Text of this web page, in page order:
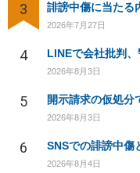
3
2026年7月27日
4 LINEで会社批判
2026年8月3日
5
2026年8月3日
6 SNSでの誹謗中傷
2026年8月4日